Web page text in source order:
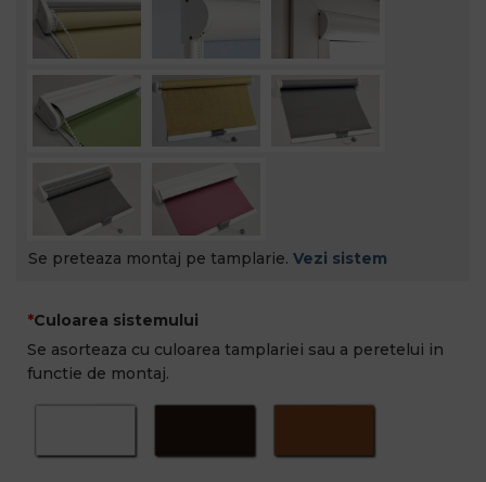
Se preteaza montaj pe tamplarie. Vezi sistem
Culoarea sistemului
Se asorteaza cu culoarea tamplariei sau a peretelui in
functie de montaj.